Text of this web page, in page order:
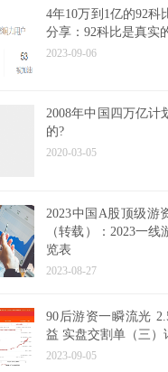
4年10万到1亿的92科
分享：92科比是真实
2023-09-06
2008年中国四万亿计
的?
2020-03-05
2023中国A股顶级游
（转载）：2023一线
览表
2023-08-27
90后游资一瞬流光
益 实盘交割单（三）
2023-09-05